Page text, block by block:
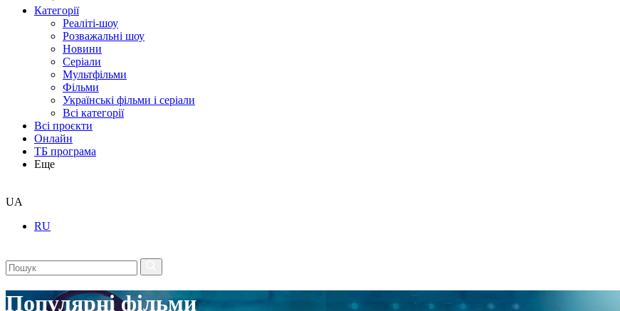
Категорії
Реаліті-шоу
Розважальні шоу
Новини
Серіали
Мультфільми
Фільми
Українські фільми і серіали
Всі категорії
Всі проєкти
Онлайн
ТБ програма
Еще
UA
RU
Популярні фільми